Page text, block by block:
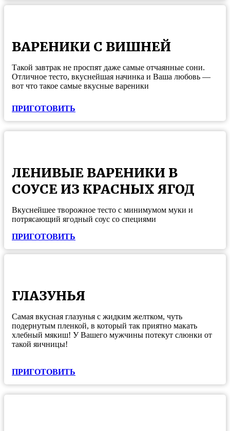
ВАРЕНИКИ С ВИШНЕЙ
Такой завтрак не проспят даже самые отчаянные сони.
Отличное тесто, вкуснейшая начинка и Ваша любовь —
вот что такое самые вкусные вареники
ПРИГОТОВИТЬ
ЛЕНИВЫЕ ВАРЕНИКИ В
СОУСЕ ИЗ КРАСНЫХ ЯГОД
Вкуснейшее творожное тесто с минимумом муки и
потрясающий ягодный соус со специями
ПРИГОТОВИТЬ
ГЛАЗУНЬЯ
Cамая вкусная глазунья с жидким желтком, чуть
подернутым пленкой, в который так приятно макать
хлебный мякиш! У Вашего мужчины потекут слюнки от
такой яичницы!
ПРИГОТОВИТЬ